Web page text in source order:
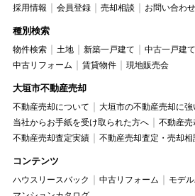
採用情報
会員登録 売却相談 お問い合わせ
種別検索
物件検索 土地 新築一戸建て 中古一戸建て
中古リフォーム
賃貸物件 現地販売会
大垣市不動産売却
不動産売却について
大垣市の不動産売却に強
当社からお手紙を受け取られた方へ
不動産売
不動産売却査定実績
不動産売却査定・売却相
コンテンツ
ハウスリースバック 中古リフォーム
モデ